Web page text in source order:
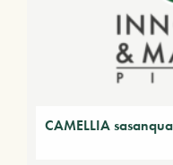
CAMELLIA